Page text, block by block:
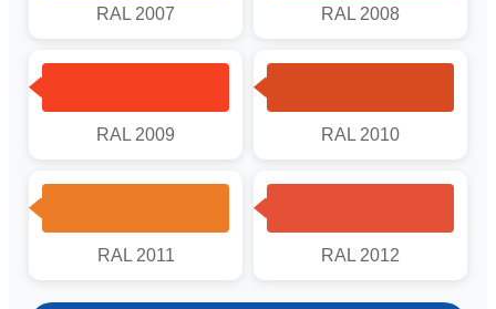
RAL 2007 RAL 2008
RAL 2009 RAL 2010
RAL 2011 RAL 2012